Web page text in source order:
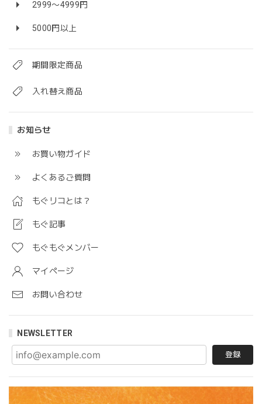
2999〜4999円
5000円以上
期間限定商品
入れ替え商品
お知らせ
お買い物ガイド
よくあるご質問
もぐリコとは？
もぐ記事
もぐもぐメンバー
マイページ
お問い合わせ
NEWSLETTER
登録